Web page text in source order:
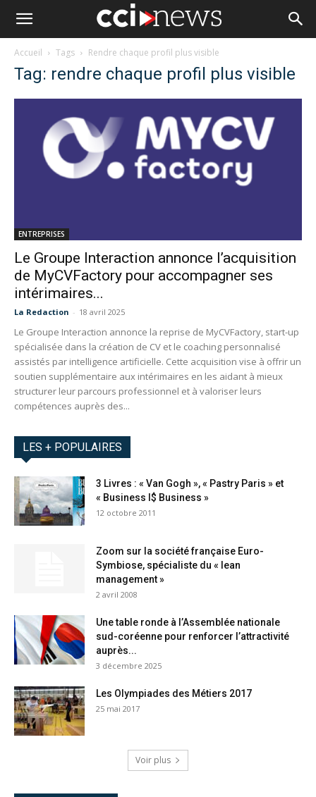
Accueil Tags Rendre chaque profil plus visible
Tag: rendre chaque profil plus visible
ENTREPRISES
Le Groupe Interaction annonce l’acquisition
de MyCVFactory pour accompagner ses
intérimaires...
La Redaction - 18 avril 2025
Le Groupe Interaction annonce la reprise de MyCVFactory, start-up
spécialisée dans la création de CV et le coaching personnalisé
assistés par intelligence artificielle. Cette acquisition vise à offrir un
soutien supplémentaire aux intérimaires en les aidant à mieux
structurer leur parcours professionnel et à valoriser leurs
compétences auprès des...
LES + POPULAIRES
3 Livres : « Van Gogh », « Pastry Paris » et
« Business I$ Business »
12 octobre 2011
Zoom sur la société française Euro-
Symbiose, spécialiste du « lean
management »
2 avril 2008
Une table ronde à l’Assemblée nationale
sud-coréenne pour renforcer l’attractivité
auprès...
3 décembre 2025
Les Olympiades des Métiers 2017
25 mai 2017
Voir plus